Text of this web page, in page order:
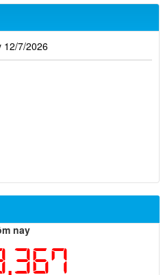
18/7/2026
12/7/2026
nay
viên chức năm 2026
và cá nhân chủ trì thực hiện
năm 2026 (đợt 1) lần 3